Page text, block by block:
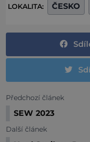
LOKALITA: ČESKO
Předchozí článek
SEW 2023
Další článek